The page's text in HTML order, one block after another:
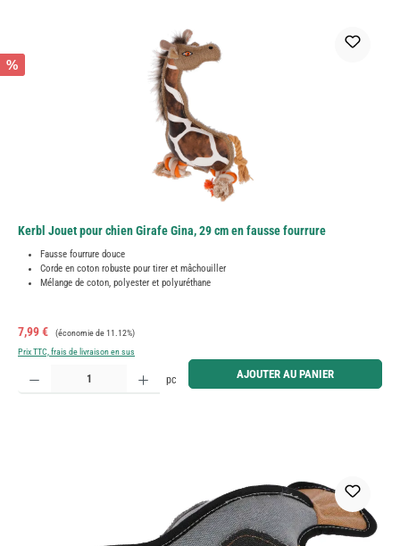
%
Kerbl Jouet pour chien Girafe Gina, 29 cm en fausse fourrure
Fausse fourrure douce
Corde en coton robuste pour tirer et mâchouiller
Mélange de coton, polyester et polyuréthane
Prix de vente :
7,99 € Prix régulier :
(économie de 11.12%)
Prix TTC, frais de livraison en sus
Quantité de produit : Entrez la quantité souhaitée ou utilisez les boutons pour augmenter ou
pc AJOUTER AU PANIER